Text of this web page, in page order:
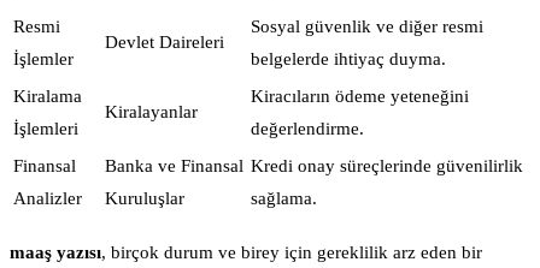
Resmi
İşlemler
Devlet Daireleri
Sosyal güvenlik ve diğer resmi
belgelerde ihtiyaç duyma.
Kiralama
İşlemleri
Kiralayanlar
Kiracıların ödeme yeteneğini
değerlendirme.
Finansal
Analizler
Banka ve Finansal
Kuruluşlar
Kredi onay süreçlerinde güvenilirlik
sağlama.
maaş yazısı, birçok durum ve birey için gereklilik arz eden bir